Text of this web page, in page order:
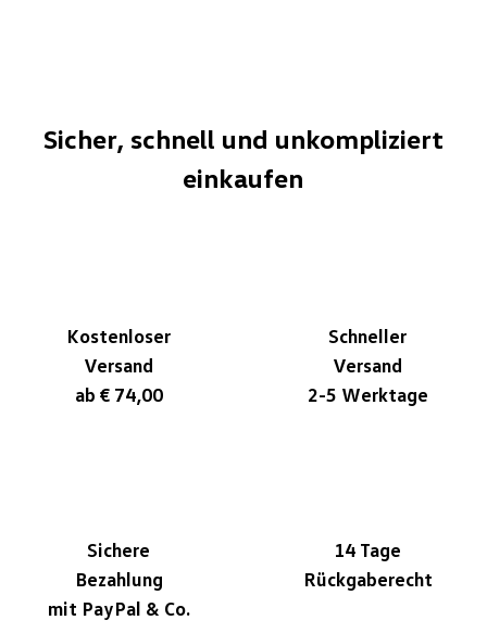
Sicher, schnell und unkompliziert
einkaufen
Kostenloser
Versand
ab € 74,00
Schneller
Versand
2-5 Werktage
Sichere
Bezahlung
mit PayPal & Co.
14 Tage
Rückgaberecht